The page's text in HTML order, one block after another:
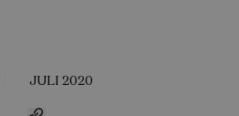
JULI 2020